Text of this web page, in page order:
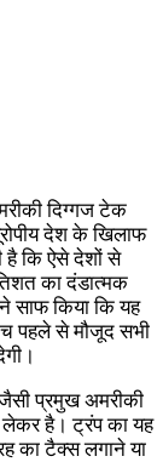
दिग्गज टेक
देश के खिलाफ
है कि ऐसे देशों से
का दंडात्मक
साफ किया कि यह
पहले से मौजूद सभी
प्रमुख अमरीकी
लेकर है। ट्रंप का यह
का टैक्स लगाने या